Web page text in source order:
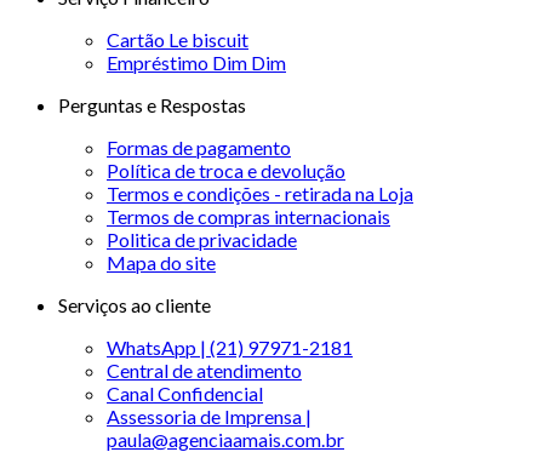
Cartão Le biscuit
Empréstimo Dim Dim
Perguntas e Respostas
Formas de pagamento
Política de troca e devolução
Termos e condições - retirada na Loja
Termos de compras internacionais
Politica de privacidade
Mapa do site
Serviços ao cliente
WhatsApp | (21) 97971-2181
Central de atendimento
Canal Confidencial
Assessoria de Imprensa |
paula@agenciaamais.com.br